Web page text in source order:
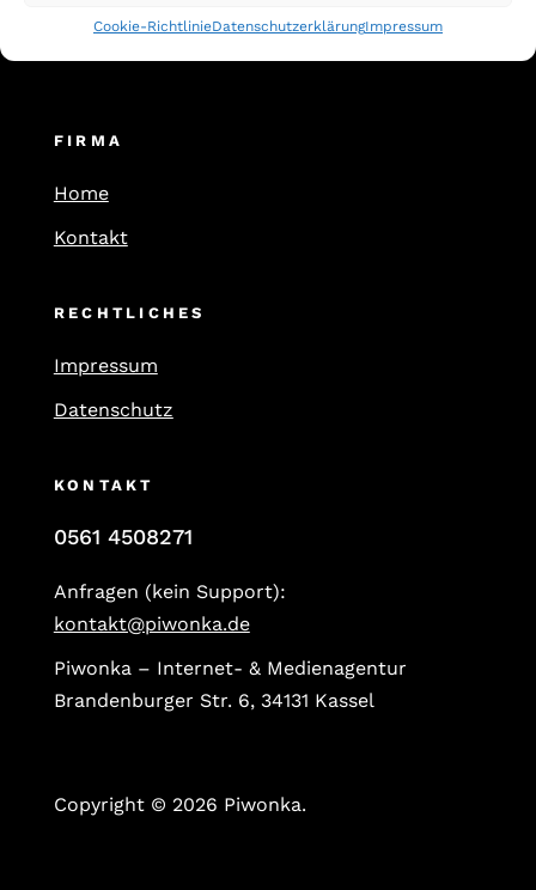
Cookie-RichtlinieDatenschutzerklärungImpressum
FIRMA
Home
Kontakt
RECHTLICHES
Impressum
Datenschutz
KONTAKT
0561 4508271
Anfragen (kein Support):
kontakt@piwonka.de
Piwonka – Internet- & Medienagentur
Brandenburger Str. 6, 34131 Kassel
Copyright © 2026 Piwonka.